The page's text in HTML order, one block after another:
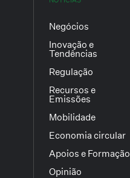
Negócios
Inovação e
Tendências
Regulação
Recursos e
Emissões
Mobilidade
Economia circular
Apoios e Formação
Opinião